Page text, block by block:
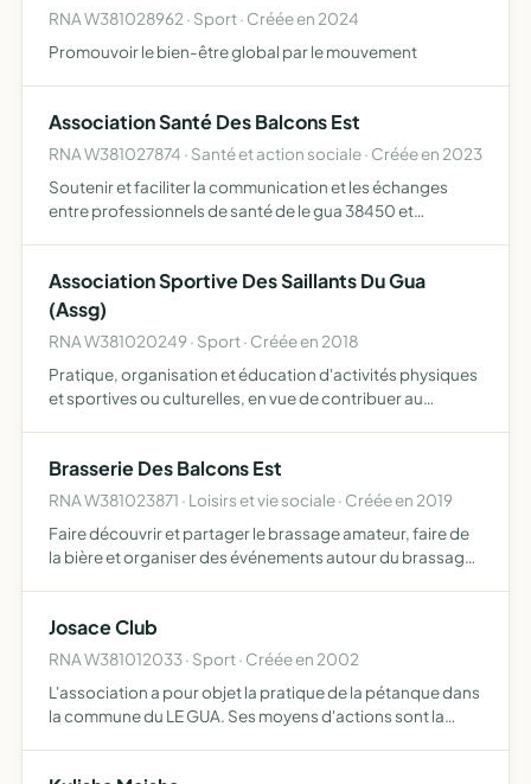
RNA W381028962 · Sport · Créée en 2024
Promouvoir le bien-être global par le mouvement
Association Santé Des Balcons Est
RNA W381027874 · Santé et action sociale · Créée en 2023
Soutenir et faciliter la communication et les échanges
entre professionnels de santé de le gua 38450 et
Association Sportive Des Saillants Du Gua
(Assg)
RNA W381020249 · Sport · Créée en 2018
Pratique, organisation et éducation d'activités physiques
et sportives ou culturelles, en vue de contribuer au
démocra…
Brasserie Des Balcons Est
RNA W381023871 · Loisirs et vie sociale · Créée en 2019
Faire découvrir et partager le brassage amateur, faire de
la bière et organiser des événements autour du brassage,
Josace Club
RNA W381012033 · Sport · Créée en 2002
L'association a pour objet la pratique de la pétanque dans
la commune du LE GUA. Ses moyens d'actions sont la